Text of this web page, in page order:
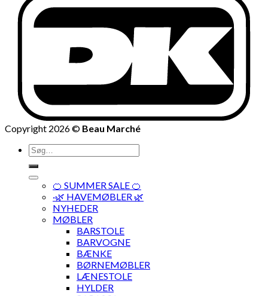
Copyright 2026 © Beau Marché
Søg
efter:
🍊 SUMMER SALE 🍊
·🌿 HAVEMØBLER 🌿
NYHEDER
MØBLER
BARSTOLE
BARVOGNE
BÆNKE
BØRNEMØBLER
LÆNESTOLE
HYLDER